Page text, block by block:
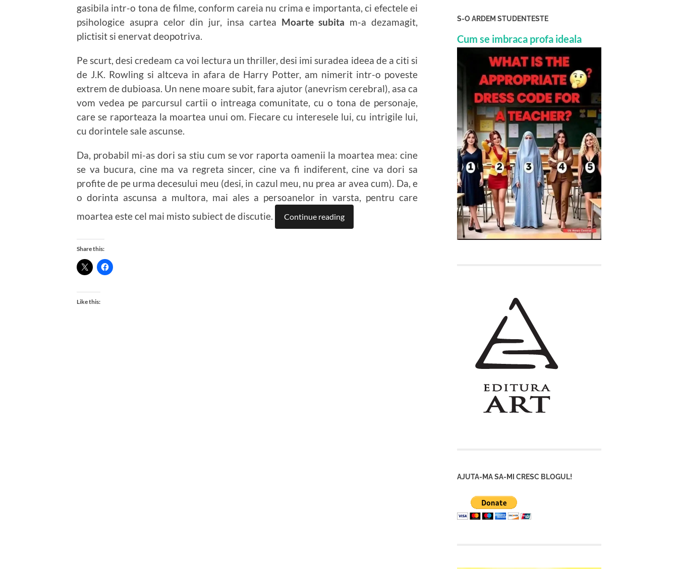
gasibila intr-o tona de filme, conform careia nu crima e importanta, ci efectele ei
psihologice asupra celor din jur, insa cartea Moarte subita m-a dezamagit,
plictisit si enervat deopotriva.
Pe scurt, desi credeam ca voi lectura un thriller, desi imi suradea ideea de a citi si
de J.K. Rowling si altceva in afara de Harry Potter, am nimerit intr-o poveste
extrem de dubioasa. Un nene moare subit, fara ajutor (anevrism cerebral), asa ca
vom vedea pe parcursul cartii o intreaga comunitate, cu o tona de personaje,
care se raporteaza la moartea unui om. Fiecare cu interesele lui, cu intrigile lui,
cu dorintele sale ascunse.
Da, probabil mi-as dori sa stiu cum se vor raporta oamenii la moartea mea: cine
se va bucura, cine ma va regreta sincer, cine va fi indiferent, cine va dori sa
profite de pe urma decesului meu (desi, in cazul meu, nu prea ar avea cum). Da, e
o dorinta ascunsa a multora, mai ales a persoanelor in varsta, pentru care
moartea este cel mai misto subiect de discutie.
Continue reading
Share this:
Like this:
S-O ARDEM STUDENTESTE
Cum se imbraca profa ideala
AJUTA-MA SA-MI CRESC BLOGUL!